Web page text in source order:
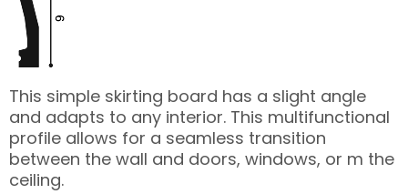
This simple skirting board has a slight angle
and adapts to any interior. This multifunctional
profile allows for a seamless transition
between the wall and doors, windows, or m the
ceiling.